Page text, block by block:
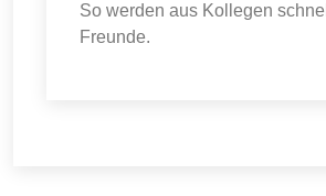
So werden aus Kollegen schnell
Freunde.